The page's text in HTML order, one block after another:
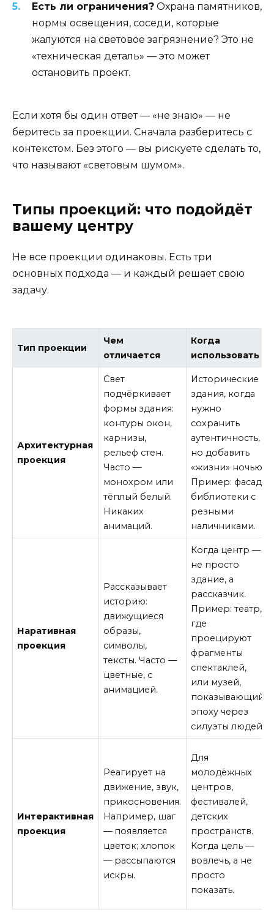
Есть ли ограничения? Охрана памятников,
нормы освещения, соседи, которые
жалуются на световое загрязнение? Это не
«техническая деталь» — это может
остановить проект.
Если хотя бы один ответ — «не знаю» — не
беритесь за проекции. Сначала разберитесь с
контекстом. Без этого — вы рискуете сделать то,
что называют «световым шумом».
Типы проекций: что подойдёт
вашему центру
Не все проекции одинаковы. Есть три
основных подхода — и каждый решает свою
задачу.
Тип проекции
Чем
отличается
Когда
использовать
Архитектурная
проекция
Свет
подчёркивает
формы здания:
контуры окон,
карнизы,
рельеф стен.
Часто —
монохром или
тёплый белый.
Никаких
анимаций.
Исторические
здания, когда
нужно
сохранить
аутентичность,
но добавить
«жизни» ночью.
Пример: фасад
библиотеки с
резными
наличниками.
Наративная
проекция
Рассказывает
историю:
движущиеся
образы,
символы,
тексты. Часто —
цветные, с
анимацией.
Когда центр —
не просто
здание, а
рассказчик.
Пример: театр,
где
проецируют
фрагменты
спектаклей,
или музей,
показывающий
эпоху через
силуэты людей.
Интерактивная
проекция
Реагирует на
движение, звук,
прикосновения.
Например, шаг
— появляется
цветок; хлопок
— рассыпаются
искры.
Для
молодёжных
центров,
фестивалей,
детских
пространств.
Когда цель —
вовлечь, а не
просто
показать.